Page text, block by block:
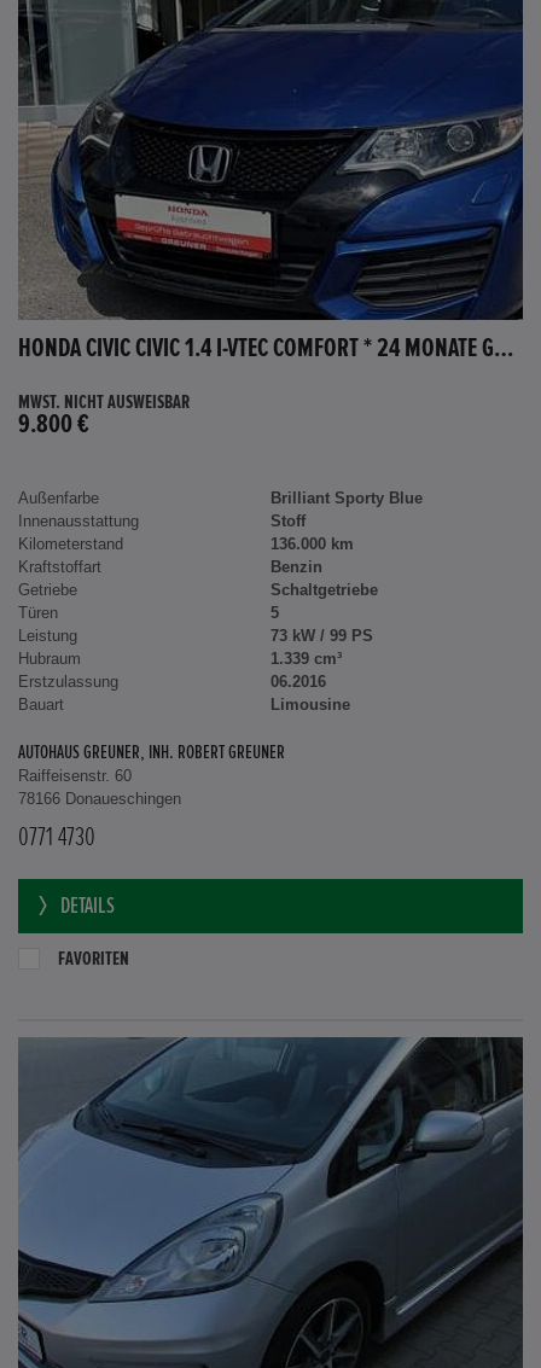
HONDA CIVIC CIVIC 1.4 I-VTEC COMFORT * 24 MONATE GARANTIE *
MWST. NICHT AUSWEISBAR
9.800 €
Außenfarbe
Brilliant Sporty Blue
Innenausstattung
Stoff
Kilometerstand
136.000 km
Kraftstoffart
Benzin
Getriebe
Schaltgetriebe
Türen
5
Leistung
73 kW / 99 PS
Hubraum
1.339 cm³
Erstzulassung
06.2016
Bauart
Limousine
AUTOHAUS GREUNER, INH. ROBERT GREUNER
Raiffeisenstr. 60
78166 Donaueschingen
0771 4730
DETAILS
FAVORITEN